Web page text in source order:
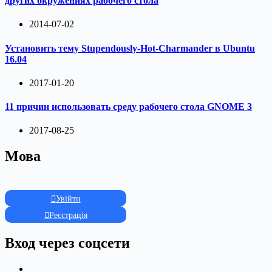
2014-07-02
Установить тему Stupendously-Hot-Charmander в Ubuntu
16.04
2017-01-20
11 причин использовать среду рабочего стола GNOME 3
2017-08-25
Мова
Увійти
Реєстрація
Вход через соцсети